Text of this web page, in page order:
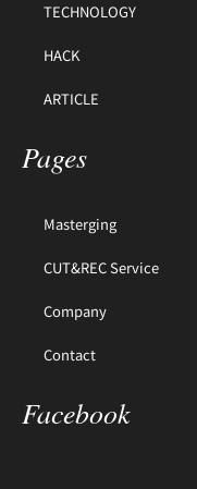
TECHNOLOGY
HACK
ARTICLE
Pages
Masterging
CUT&REC Service
Company
Contact
Facebook